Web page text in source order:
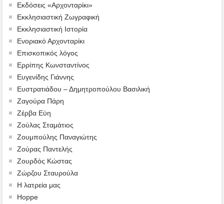
Εκδόσεις «Αρχονταρίκι»
Εκκλησιαστική Ζωγραφική
Εκκλησιαστική Ιστορία
Ενοριακό Αρχονταρίκι
Επισκοπικός λόγος
Ερρίπης Κωνσταντίνος
Ευγενίδης Γιάννης
Ευστρατιάδου – Δημητροπούλου Βασιλική
Ζαγούρα Πάρη
Ζέρβα Εύη
Ζούλας Σταμάτιος
Ζουμπούλης Παναγιώτης
Ζούρας Παντελής
Ζουρδός Κώστας
Ζώρζου Σταυρούλα
Η λατρεία μας
Hoppe